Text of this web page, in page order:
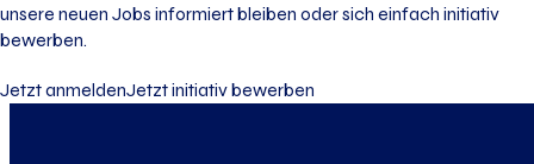
unsere neuen Jobs informiert bleiben oder sich einfach initiativ
bewerben.
Jetzt anmeldenJetzt initiativ bewerben